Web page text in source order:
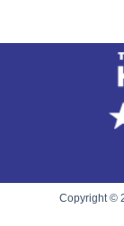
Copyright ©